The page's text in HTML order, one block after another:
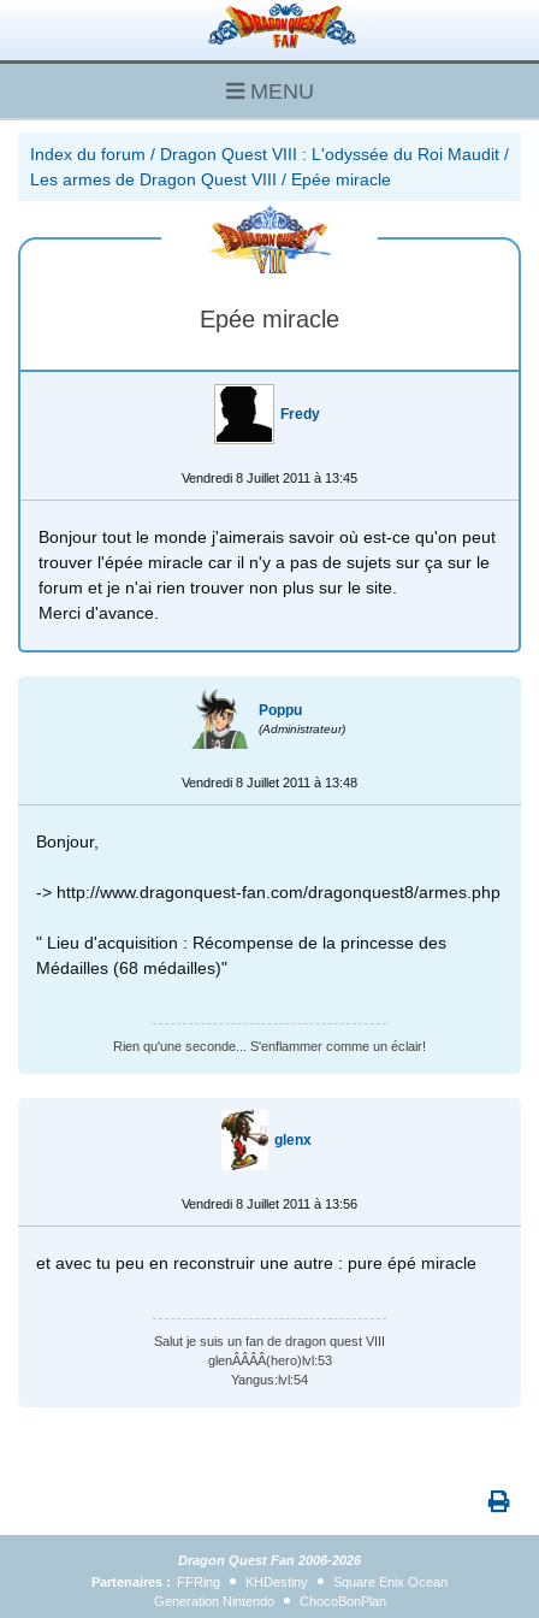
MENU
Index du forum / Dragon Quest VIII : L'odyssée du Roi Maudit /
Les armes de Dragon Quest VIII / Epée miracle
Epée miracle
Fredy
Vendredi 8 Juillet 2011 à 13:45
Bonjour tout le monde j'aimerais savoir où est-ce qu'on peut
trouver l'épée miracle car il n'y a pas de sujets sur ça sur le
forum et je n'ai rien trouver non plus sur le site.
Merci d'avance.
Poppu
(Administrateur)
Vendredi 8 Juillet 2011 à 13:48
Bonjour,
-> http://www.dragonquest-fan.com/dragonquest8/armes.php
" Lieu d'acquisition : Récompense de la princesse des
Médailles (68 médailles)"
Rien qu'une seconde... S'enflammer comme un éclair!
glenx
Vendredi 8 Juillet 2011 à 13:56
et avec tu peu en reconstruir une autre : pure épé miracle
Salut je suis un fan de dragon quest VIII
glenÂÂÂÂ(hero)lvl:53
Yangus:lvl:54
Dragon Quest Fan 2006-2026
Partenaires : FFRing KHDestiny
Square Enix Ocean
Generation Nintendo
ChocoBonPlan